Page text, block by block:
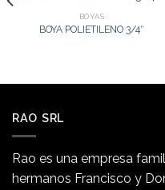
BOYAS
BOYA POLIETILENO 3/4″
RAO SRL
Rao es una empresa
hermanos Francisco y